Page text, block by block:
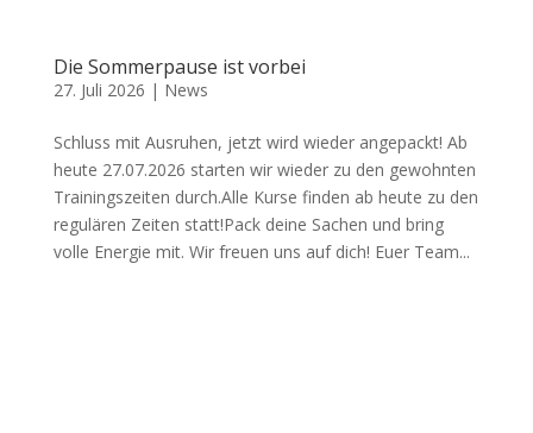
Die Sommerpause ist vorbei
27. Juli 2026 | News
Schluss mit Ausruhen, jetzt wird wieder angepackt! Ab
heute 27.07.2026 starten wir wieder zu den gewohnten
Trainingszeiten durch.Alle Kurse finden ab heute zu den
regulären Zeiten statt!Pack deine Sachen und bring
volle Energie mit. Wir freuen uns auf dich! Euer Team...